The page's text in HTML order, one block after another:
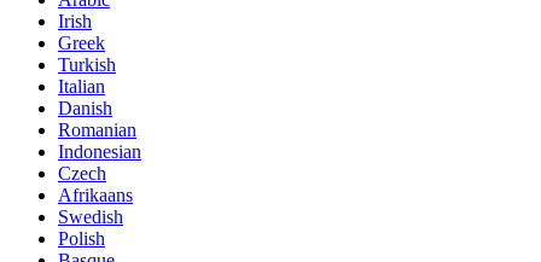
Irish
Greek
Turkish
Italian
Danish
Romanian
Indonesian
Czech
Afrikaans
Swedish
Polish